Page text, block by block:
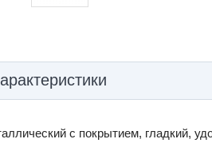
с покрытием, гладкий,